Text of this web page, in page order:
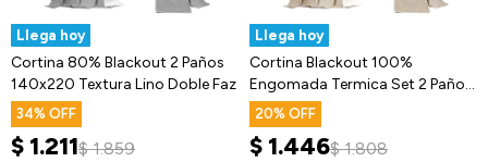
Llega hoy
Cortina 80% Blackout 2 Paños
140x220 Textura Lino Doble Faz
34
$ 1.211$ 1.859
Llega hoy
Cortina Blackout 100%
Engomada Termica Set 2 Paños
Tipo Lino
20
$ 1.446$ 1.808